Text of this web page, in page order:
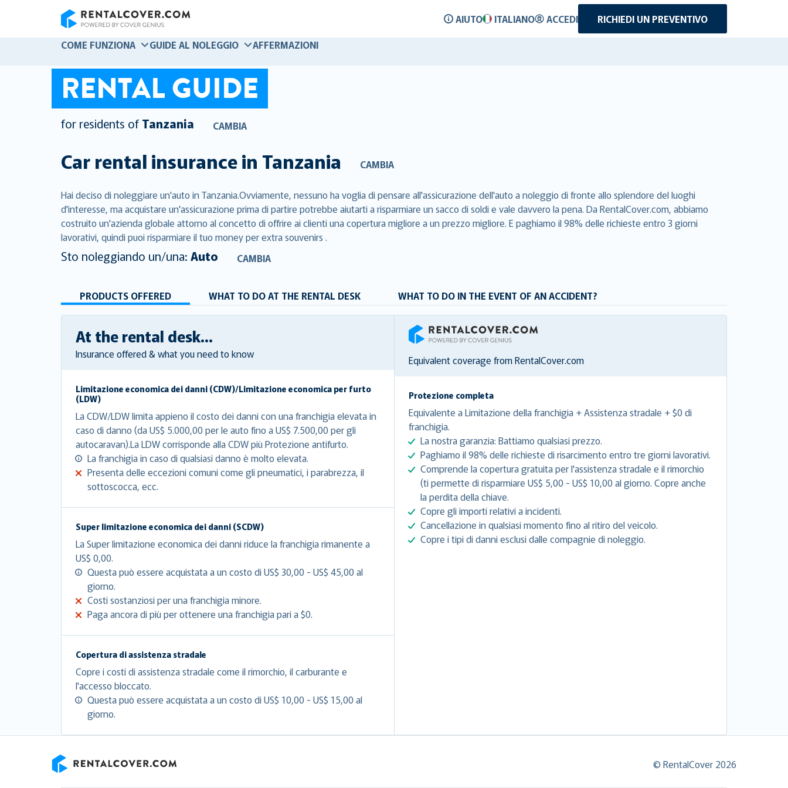
AIUTO ITALIANO ACCEDI
RICHIEDI UN PREVENTIVO
COME FUNZIONA
GUIDE AL NOLEGGIO AFFERMAZIONI
RENTAL GUIDE
for residents of Tanzania CAMBIA
Car rental insurance in Tanzania CAMBIA
Hai deciso di noleggiare un'auto in Tanzania.Ovviamente, nessuno ha voglia di pensare all'assicurazione dell'auto a noleggio di fronte allo splendore del luoghi
d'interesse, ma acquistare un'assicurazione prima di partire potrebbe aiutarti a risparmiare un sacco di soldi e vale davvero la pena. Da RentalCover.com, abbiamo
costruito un'azienda globale attorno al concetto di offrire ai clienti una copertura migliore a un prezzo migliore. E paghiamo il 98% delle richieste entro 3 giorni
lavorativi, quindi puoi risparmiare il tuo money per extra souvenirs .
Sto noleggiando un/una: Auto CAMBIA
PRODUCTS OFFERED WHAT TO DO AT THE RENTAL DESK WHAT TO DO IN THE EVENT OF AN ACCIDENT?
At the rental desk...
Insurance offered & what you need to know
Limitazione economica dei danni (CDW)/Limitazione economica per furto
(LDW)
La CDW/LDW limita appieno il costo dei danni con una franchigia elevata in
caso di danno (da US$ 5.000,00 per le auto fino a US$ 7.500,00 per gli
autocaravan).La LDW corrisponde alla CDW più Protezione antifurto.
La franchigia in caso di qualsiasi danno è molto elevata.
Presenta delle eccezioni comuni come gli pneumatici, i parabrezza, il
sottoscocca, ecc.
Super limitazione economica dei danni (SCDW)
La Super limitazione economica dei danni riduce la franchigia rimanente a
US$ 0,00.
Questa può essere acquistata a un costo di US$ 30,00 - US$ 45,00 al
giorno.
Costi sostanziosi per una franchigia minore.
Paga ancora di più per ottenere una franchigia pari a $0.
Copertura di assistenza stradale
Copre i costi di assistenza stradale come il rimorchio, il carburante e
l'accesso bloccato.
Questa può essere acquistata a un costo di US$ 10,00 - US$ 15,00 al
giorno.
RentalCover
Equivalent coverage from RentalCover.com
Protezione completa
Equivalente a Limitazione della franchigia + Assistenza stradale + $0 di
franchigia.
La nostra garanzia: Battiamo qualsiasi prezzo.
Paghiamo il 98% delle richieste di risarcimento entro tre giorni lavorativi.
Comprende la copertura gratuita per l'assistenza stradale e il rimorchio
(ti permette di risparmiare US$ 5,00 - US$ 10,00 al giorno. Copre anche
la perdita della chiave.
Copre gli importi relativi a incidenti.
Cancellazione in qualsiasi momento fino al ritiro del veicolo.
Copre i tipi di danni esclusi dalle compagnie di noleggio.
© RentalCover 2026